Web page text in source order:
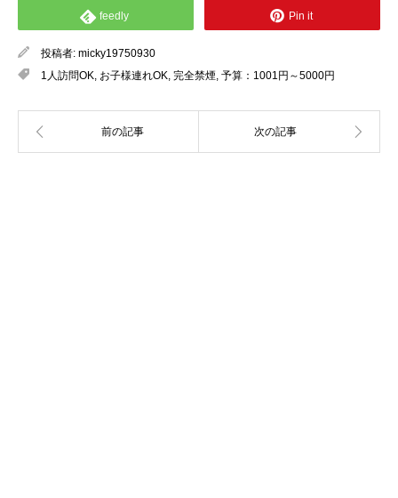
feedly Pin it
投稿者: micky19750930
1人訪問OK, お子様連れOK, 完全禁煙, 予算：1001円～5000円